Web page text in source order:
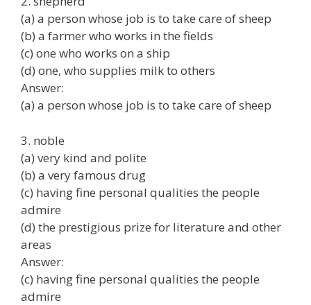
(a) a person whose job is to take care of sheep
(b) a farmer who works in the fields
(c) one who works on a ship
(d) one, who supplies milk to others
Answer:
(a) a person whose job is to take care of sheep
3. noble
(a) very kind and polite
(b) a very famous drug
(c) having fine personal qualities the people
admire
(d) the prestigious prize for literature and other
areas
Answer:
(c) having fine personal qualities the people
admire